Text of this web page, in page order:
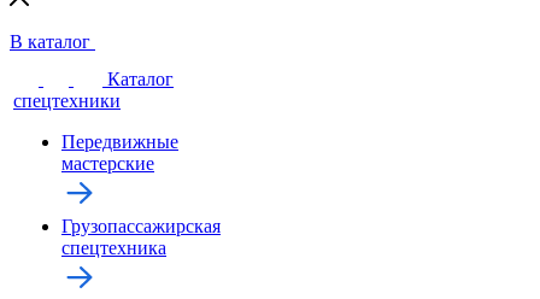
В каталог
Каталог
спецтехники
Передвижные
мастерские
Грузопассажирская
спецтехника